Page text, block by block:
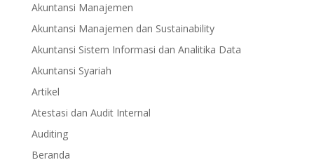
Akuntansi Manajemen
Akuntansi Manajemen dan Sustainability
Akuntansi Sistem Informasi dan Analitika Data
Akuntansi Syariah
Artikel
Atestasi dan Audit Internal
Auditing
Beranda